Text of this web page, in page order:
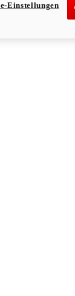
Einstellungen